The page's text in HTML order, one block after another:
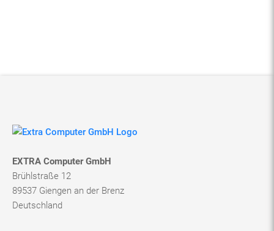
Brühlstraße 12
Deutschland
Vertrieb
07322 / 96 15 - 288